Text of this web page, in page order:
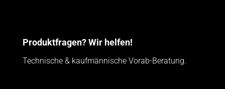
Produktfragen? Wir helfen!
Technische & kaufmännische Vorab-Beratung.